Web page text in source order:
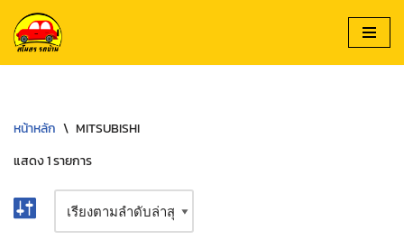
Skip
to
หน้าหลัก \ MITSUBISHI
แสดง 1 รายการ